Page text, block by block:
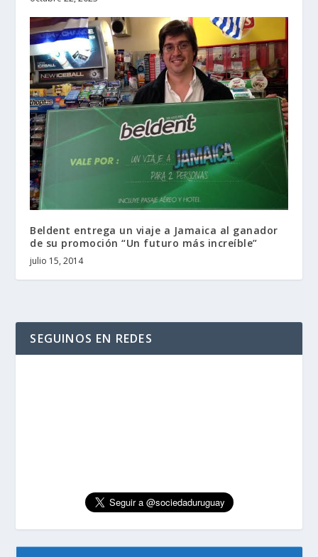
Beldent entrega un viaje a Jamaica al ganador
de su promoción “Un futuro más increíble”
julio 15, 2014
SEGUINOS EN REDES